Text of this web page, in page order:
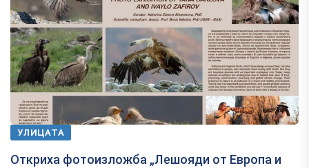
УЛИЦАТА
Откриха фотоизложба „Лешояди от Европа и